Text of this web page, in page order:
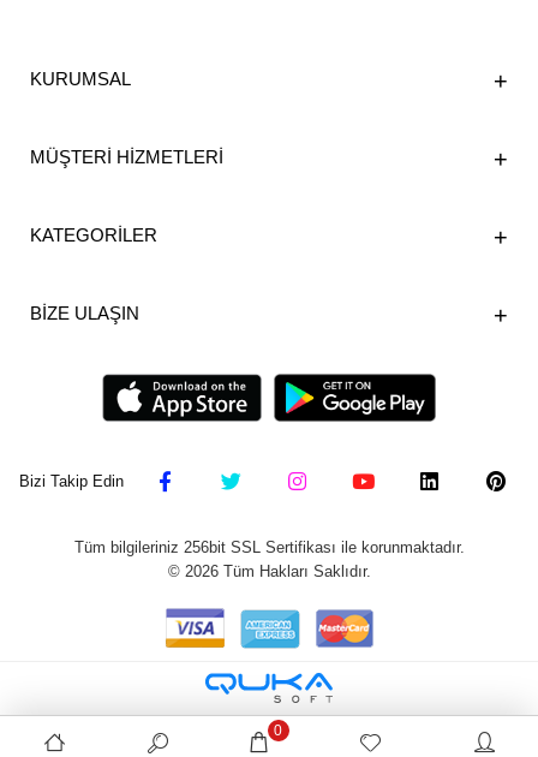
KURUMSAL
MÜŞTERİ HİZMETLERİ
KATEGORİLER
BİZE ULAŞIN
Bizi Takip Edin
Tüm bilgileriniz 256bit SSL Sertifikası ile korunmaktadır.
© 2026Tüm Hakları Saklıdır.
0